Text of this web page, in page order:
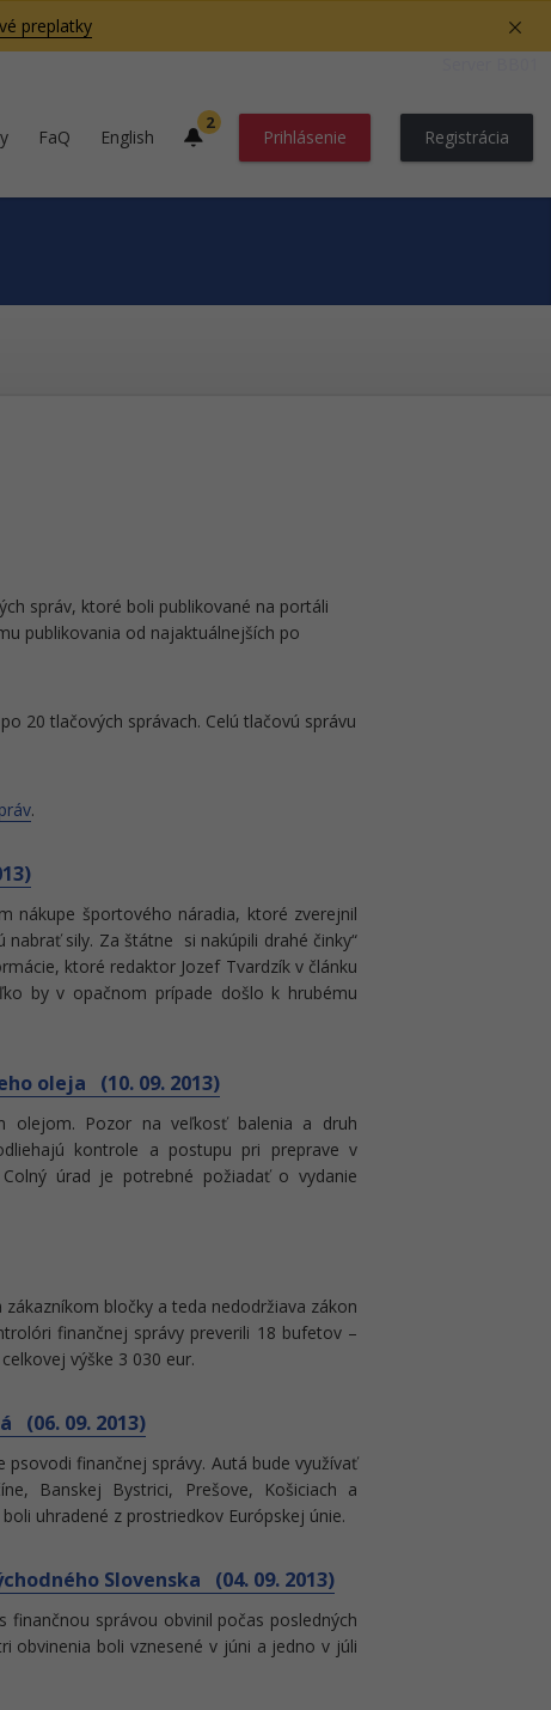
preplatky
FaQ English
2
Prihlásenie Registrácia
správ, ktoré boli publikované na portáli
publikovania od najaktuálnejších po
20 tlačových správach. Celú tlačovú správu
.
nákupe športového náradia, ktoré zverejnil
nabrať sily. Za štátne si nakúpili drahé činky“
ktoré redaktor Jozef Tvardzík v článku
by v opačnom prípade došlo k hrubému
oleja (10. 09. 2013)
olejom. Pozor na veľkosť balenia a druh
kontrole a postupu pri preprave v
úrad je potrebné požiadať o vydanie
bločky a teda nedodržiava zákon
finančnej správy preverili 18 bufetov –
výške 3 030 eur.
(06. 09. 2013)
finančnej správy. Autá bude využívať
Banskej Bystrici, Prešove, Košiciach a
uhradené z prostriedkov Európskej únie.
Slovenska (04. 09. 2013)
správou obvinil počas posledných
obvinenia boli vznesené v júni a jedno v júli